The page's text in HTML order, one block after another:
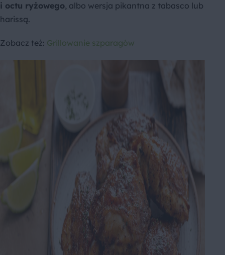
i octu ryżowego, albo wersja pikantna z tabasco lub
harissą.
Zobacz też: Grillowanie szparagów